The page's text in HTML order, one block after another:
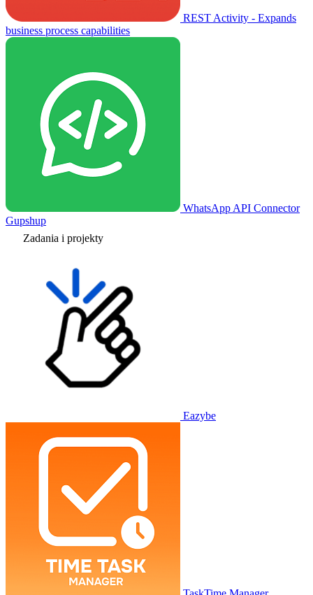
REST Activity - Expands
business process capabilities
WhatsApp API Connector
Gupshup
Zadania i projekty
Eazybe